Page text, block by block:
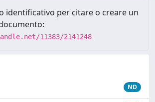
identificativo per citare o creare un
11383/2141248
ND